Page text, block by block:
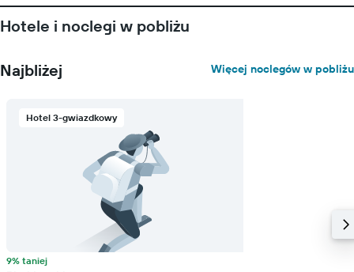
Hotele i noclegi w pobliżu
Najbliżej Więcej noclegów w pobliżu
Hotel 3-gwiazdkowy
9% taniej